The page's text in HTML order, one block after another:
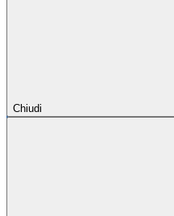
Chiudi